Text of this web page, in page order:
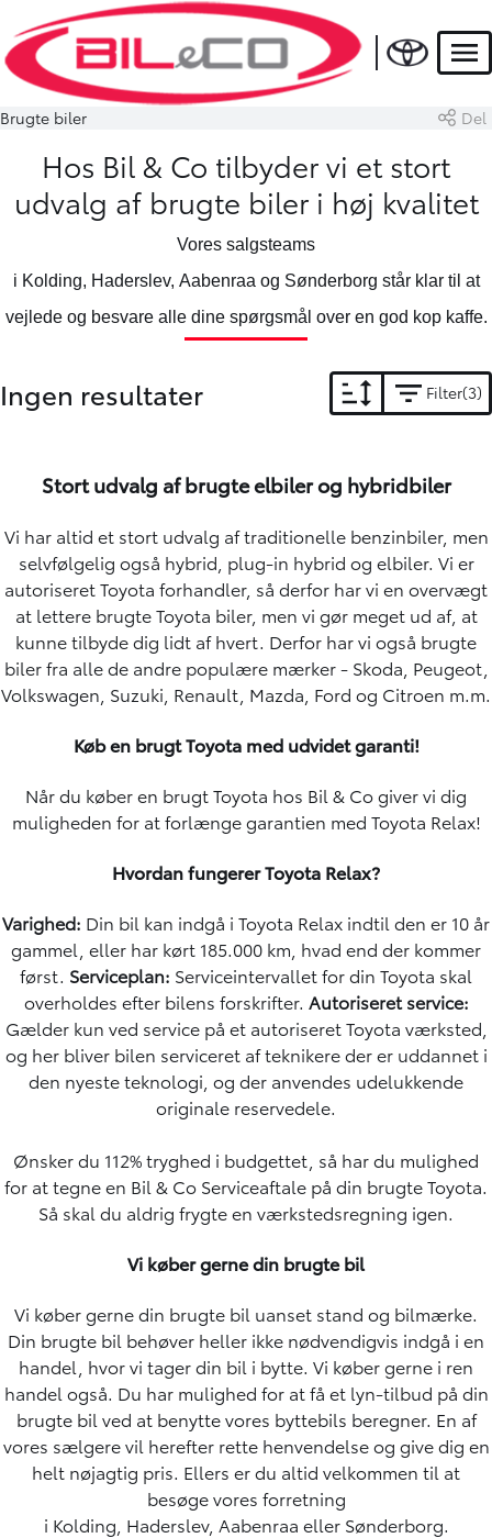
Brugte biler Del
Hos Bil & Co tilbyder vi et stort
udvalg af brugte biler i høj kvalitet
Vores salgsteams
i Kolding, Haderslev, Aabenraa og Sønderborg står klar til at
vejlede og besvare alle dine spørgsmål over en god kop kaffe.
Ingen resultater Filter 3
Stort udvalg af brugte elbiler og hybridbiler
Vi har altid et stort udvalg af traditionelle benzinbiler, men
selvfølgelig også hybrid, plug-in hybrid og elbiler. Vi er
autoriseret Toyota forhandler, så derfor har vi en overvægt
at lettere brugte Toyota biler, men vi gør meget ud af, at
kunne tilbyde dig lidt af hvert. Derfor har vi også brugte
biler fra alle de andre populære mærker - Skoda, Peugeot,
Volkswagen, Suzuki, Renault, Mazda, Ford og Citroen m.m.
Køb en brugt Toyota med udvidet garanti!
Når du køber en brugt Toyota hos Bil & Co giver vi dig
muligheden for at forlænge garantien med Toyota Relax!
Hvordan fungererToyota Relax?
Varighed: Din bil kan indgå i Toyota Relax indtil den er 10 år
gammel, eller har kørt 185.000 km, hvad end der kommer
først. Serviceplan: Serviceintervallet for din Toyota skal
overholdes efter bilens forskrifter. Autoriseret service:
Gælder kun ved service på et autoriseret Toyota værksted,
og her bliver bilen serviceret af teknikere der er uddannet i
den nyeste teknologi, og der anvendes udelukkende
originale reservedele.
Ønsker du 112% tryghed i budgettet, så har du mulighed
for at tegne en Bil & Co Serviceaftale på din brugte Toyota.
Så skal du aldrig frygte en værkstedsregning igen.
Vi køber gerne din brugte bil
Vi køber gerne din brugte bil uanset stand og bilmærke.
Din brugte bil behøver heller ikke nødvendigvis indgå i en
handel, hvor vi tager din bil i bytte. Vi køber gerne i ren
handel også. Du har mulighed for at få et lyn-tilbud på din
brugte bil ved at benytte vores byttebils beregner. En af
vores sælgere vil herefter rette henvendelse og give dig en
helt nøjagtig pris. Ellers er du altid velkommen til at
besøge vores forretning
i Kolding Haderslev, Aabenraa eller Sønderborg.